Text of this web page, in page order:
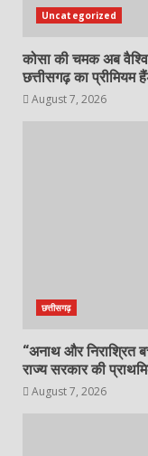
Uncategorized
कोसा की चमक अब
छत्तीसगढ़ का प्रीमियम
August 7, 2026
छत्तीसगढ़
“अनाथ और निराश्रित
राज्य सरकार की
August 7, 2026